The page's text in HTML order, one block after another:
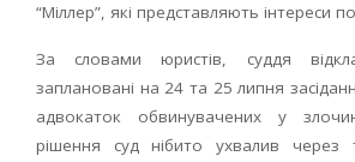
“Міллер”, які представляють інтереси
За словами юристів, суддя
заплановані на 24 та 25 липня
адвокаток обвинувачених у
рішення суд нібито ухвалив через